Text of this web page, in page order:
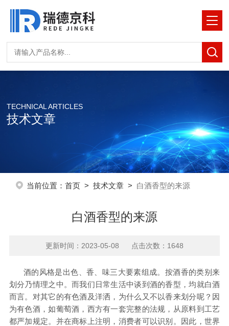
TECHNICAL ARTICLES
技术文章
当前位置： 首页> 技术文章> 白酒香型的来源
白酒香型的来源
更新时间：2023-05-08 点击次数：1648
酒的风格是出色、香、味三大要素组成。按酒香的类别来
划分乃情理之中。而我们日常生活中谈到酒的香型，均就白酒
而言。对其它的有色酒及洋洒，为什么又不以香来划分呢？因
为有色酒，如葡萄酒，西方有一套完整的法规，从原料到工艺
都严加规定。并在商标上注明，消费者可以识别。因此，世界